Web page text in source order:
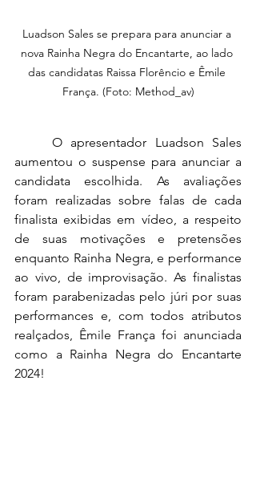
Luadson Sales se prepara para anunciar a
nova Rainha Negra do Encantarte, ao lado
das candidatas Raissa Florêncio e Êmile
França. (Foto: Method_av)
aumentou o suspense para anunciar a
candidata escolhida. As avaliações
foram realizadas sobre falas de cada
finalista exibidas em vídeo, a respeito
de suas motivações e pretensões
enquanto Rainha Negra, e performance
ao vivo, de improvisação. As finalistas
foram parabenizadas pelo júri por suas
performances e, com todos atributos
realçados, Êmile França foi anunciada
como a Rainha Negra do Encantarte
2024!